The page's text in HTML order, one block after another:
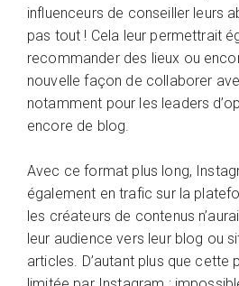
influenceurs de conseiller leurs
pas tout ! Cela leur permettrait
recommander des lieux ou
nouvelle façon de collaborer
notamment pour les leaders
encore de blog.
Avec ce format plus long,
également en trafic sur la
les créateurs de contenus
leur audience vers leur blog ou
articles. D’autant plus que cette